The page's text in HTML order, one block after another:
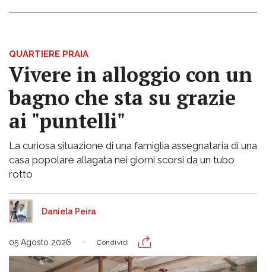
QUARTIERE PRAIA
Vivere in alloggio con un
bagno che sta su grazie
ai "puntelli"
La curiosa situazione di una famiglia assegnataria di una
casa popolare allagata nei giorni scorsi da un tubo
rotto
Daniela Peira
05 Agosto 2026 Condividi